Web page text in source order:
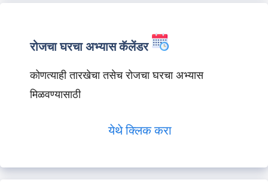
रोजचा घरचा अभ्यास कॅलेंडर
कोणत्याही तारखेचा तसेच रोजचा घरचा अभ्यास
मिळवण्यासाठी
येथे क्लिक करा